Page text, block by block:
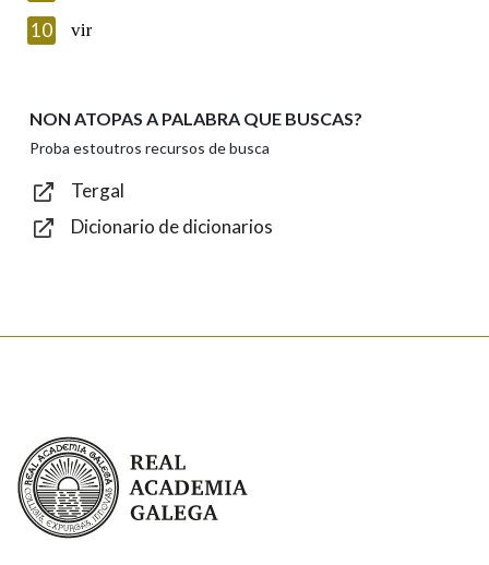
Introduce o código que aparece na imaxe:
Texto de verificación
10 vir
NON ATOPAS A PALABRA QUE BUSCAS?
Proba estoutros recursos de busca
Tergal
Dicionario de dicionarios
Real Academia Galega